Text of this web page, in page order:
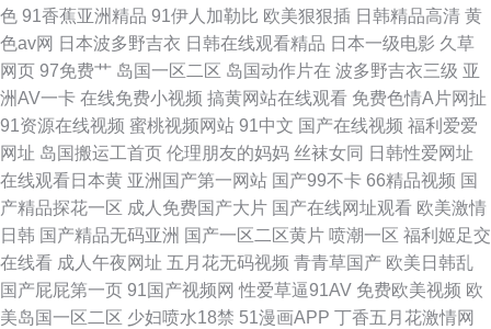
色 91香蕉亚洲精品 91伊人加勒比 欧美狠狠插 日韩精品高清 黄
色av网 日本波多野吉衣 日韩在线观看精品 日本一级电影 久草
网页 97免费艹 岛国一区二区 岛国动作片在 波多野吉衣三级 亚
洲AV一卡 在线免费小视频 搞黄网站在线观看 免费色情A片网扯
91资源在线视频 蜜桃视频网站 91中文 国产在线视频 福利爱爱
网址 岛国搬运工首页 伦理朋友的妈妈 丝袜女同 日韩性爱网址
在线观看日本黄 亚洲国产第一网站 国产99不卡 66精品视频 国
产精品探花一区 成人免费国产大片 国产在线网址观看 欧美激情
日韩 国产精品无码亚洲 国产一区二区黄片 喷潮一区 福利姬足交
在线看 成人午夜网址 五月花无码视频 青青草国产 欧美日韩乱
国产屁屁第一页 91国产视频网 性爱草逼91AV 免费欧美视频 欧
美岛国一区二区 少妇喷水18禁 51漫画APP 丁香五月花激情网